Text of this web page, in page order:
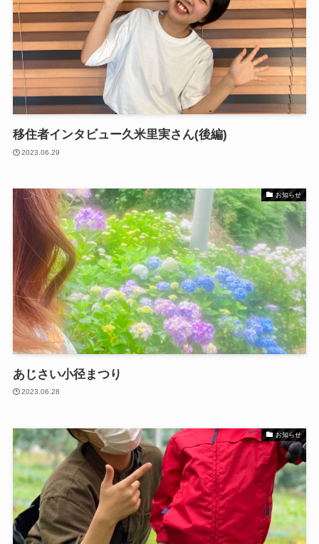
移住者インタビュー久米里実さん(後編)
2023.06.29
お知らせ
あじさい小径まつり
2023.06.28
お知らせ